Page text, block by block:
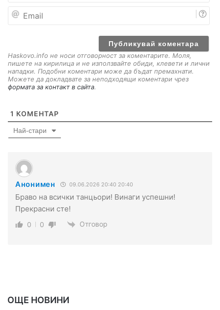
е
a
Haskovo.info не носи отговорност за коментарите. Моля,
пишете на кирилица и не използвайте обиди, клевети и лични
нападки. Подобни коментари може да бъдат премахнати.
Можете да докладвате за неподходящи коментари чрез
формата за контакт в сайта.
1 КОМЕНТАР
Най-стари
Анонимен 09.06.2026 20:40 20:40
Браво на всички танцьори! Винаги успешни!
Прекрасни сте!
0 0 Отговор
ОЩЕ НОВИНИ